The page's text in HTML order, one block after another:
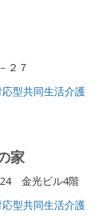
２７
型共同生活介護
家
24 金光ビル4階
型共同生活介護